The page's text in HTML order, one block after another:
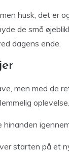
husk, det er
de små
dagens ende.
men med de
oplevelse.
starten på et